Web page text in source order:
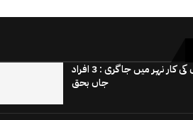
باراتیوں کی کار نہر میں جاگری : 3 افراد
جاں بحق